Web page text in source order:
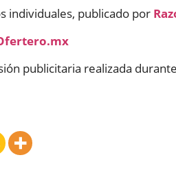
individuales, publicado por
publicitaria realizada